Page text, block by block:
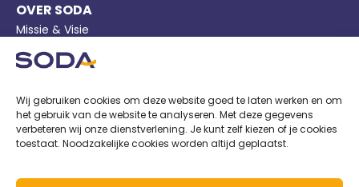
Wij gebruiken cookies om deze website goed te laten werken en om
het gebruik van de website te analyseren. Met deze gegevens
verbeteren wij onze dienstverlening. Je kunt zelf kiezen of je cookies
toestaat. Noodzakelijke cookies worden altijd geplaatst.
OVER SODA
Missie & Visie
Bedrijfsgegevens
Nieuws
Privacy
Voorwaarden